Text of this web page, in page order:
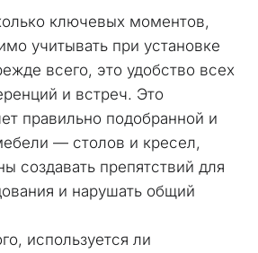
ключевых моментов,
учитывать при установке
всего, это удобство всех
и встреч. Это
правильно подобранной и
— столов и кресел,
создавать препятствий для
и нарушать общий
используется ли